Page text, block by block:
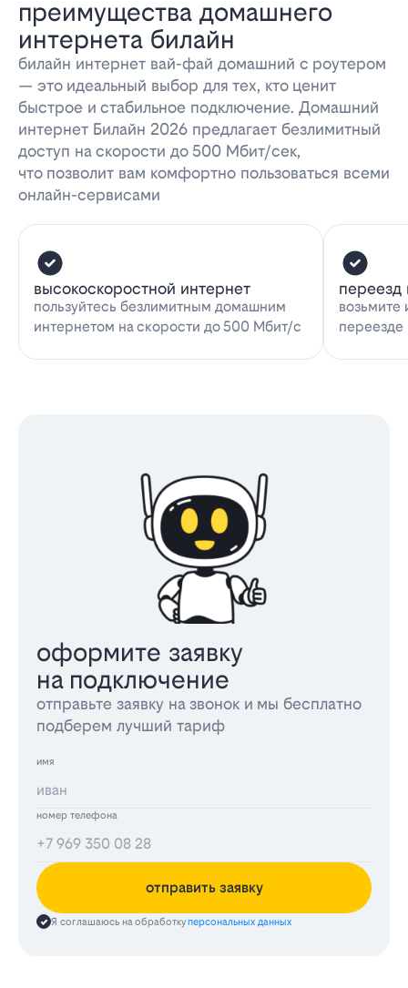
преимущества домашнего
интернета билайн
билайн интернет вай-фай домашний с роутером
— это идеальный выбор для тех, кто ценит
быстрое и стабильное подключение. Домашний
интернет Билайн 2026 предлагает безлимитный
доступ на скорости до 500 Мбит/сек,
что позволит вам комфортно пользоваться всеми
онлайн-сервисами
высокоскоростной интернет
пользуйтесь безлимитным домашним
интернетом на скорости до 500 Мбит/с
переезд
возьмите
переезде
оформите заявку
на подключение
отправьте заявку на звонок и мы бесплатно
подберем лучший тариф
имя
номер телефона
отправить заявку
Я соглашаюсь на обработкуперсональных данных